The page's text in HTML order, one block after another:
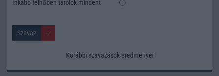
Inkább felhőben tárolok mindent
Korábbi szavazások eredményei